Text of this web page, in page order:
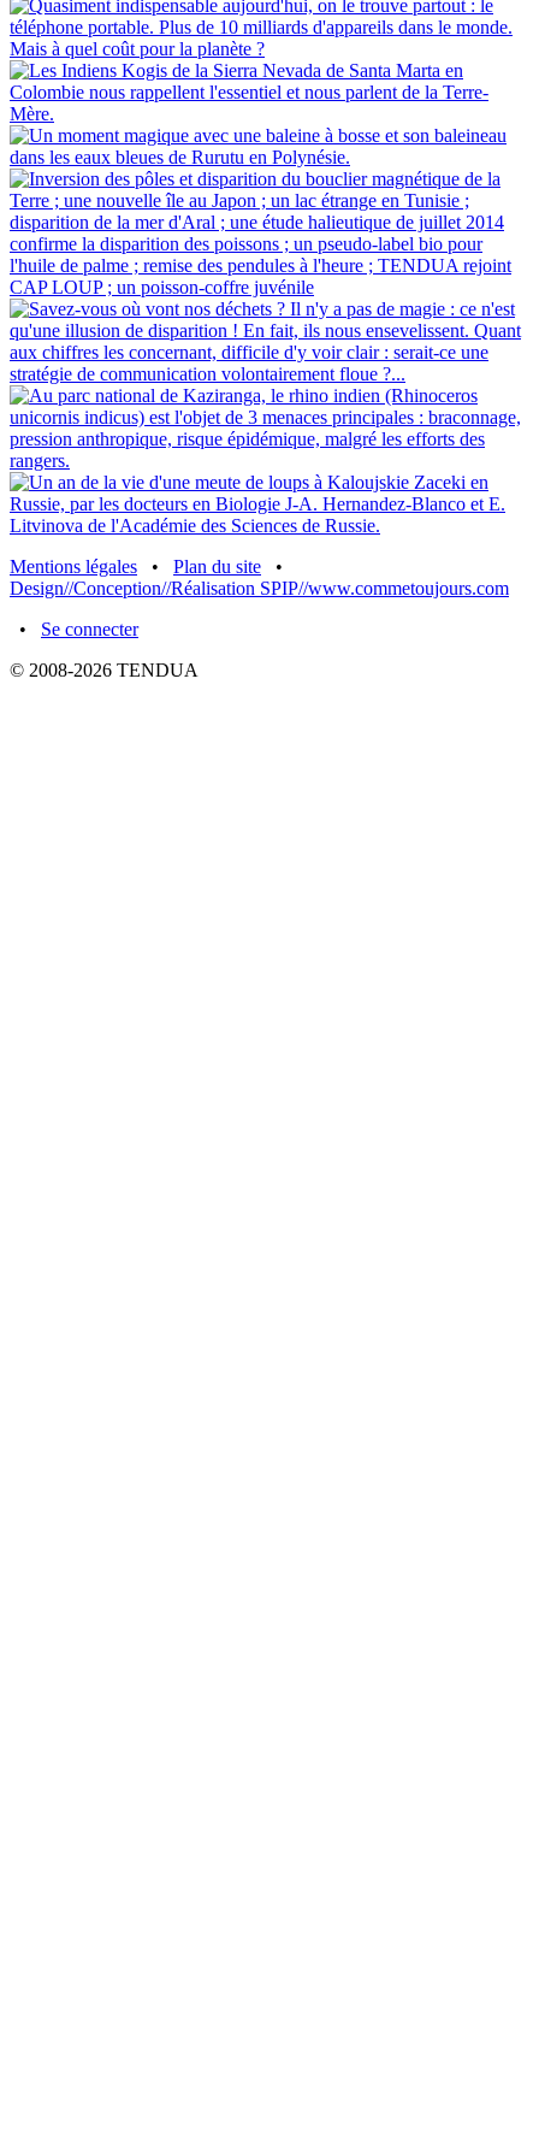
Mentions légales • Plan du site
•
Design//Conception//Réalisation SPIP//www.commetoujours.com
• Se connecter
© 2008-2026 TENDUA